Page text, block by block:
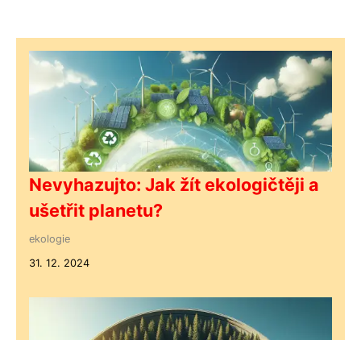
Nevyhazujto: Jak žít ekologičtěji a
ušetřit planetu?
ekologie
31. 12. 2024